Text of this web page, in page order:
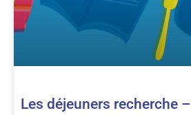
Les déjeuners recherche